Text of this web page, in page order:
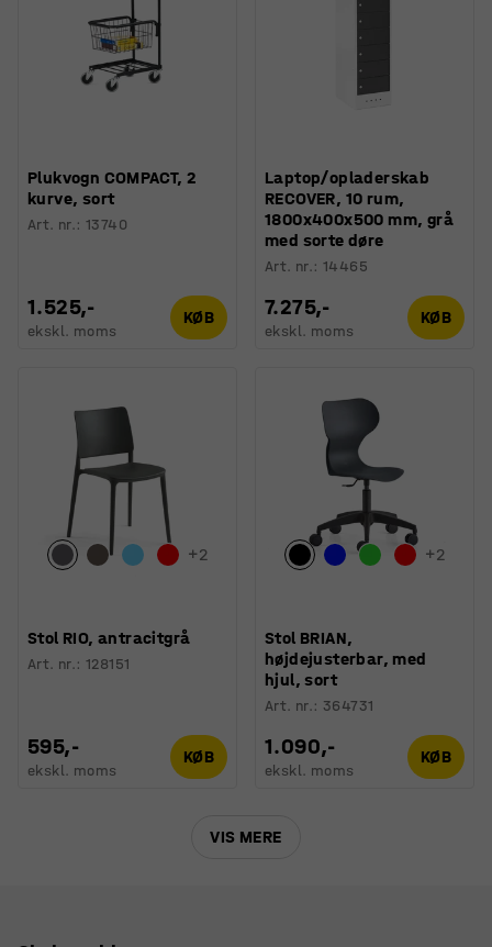
Plukvogn COMPACT, 2
kurve, sort
Art. nr.:13740
1.525,-
ekskl. moms
KØB
Laptop/opladerskab
RECOVER, 10 rum,
1800x400x500 mm, grå
med sorte døre
Art. nr.:14465
7.275,-
ekskl. moms
KØB
+2
Stol RIO, antracitgrå
Art. nr.:128151
595,-
ekskl. moms
KØB
+2
Stol BRIAN,
højdejusterbar, med
hjul, sort
Art. nr.: 364731
1.090,-
ekskl. moms
KØB
VIS MERE